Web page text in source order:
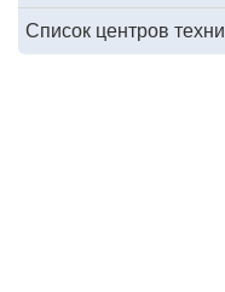
Список центров